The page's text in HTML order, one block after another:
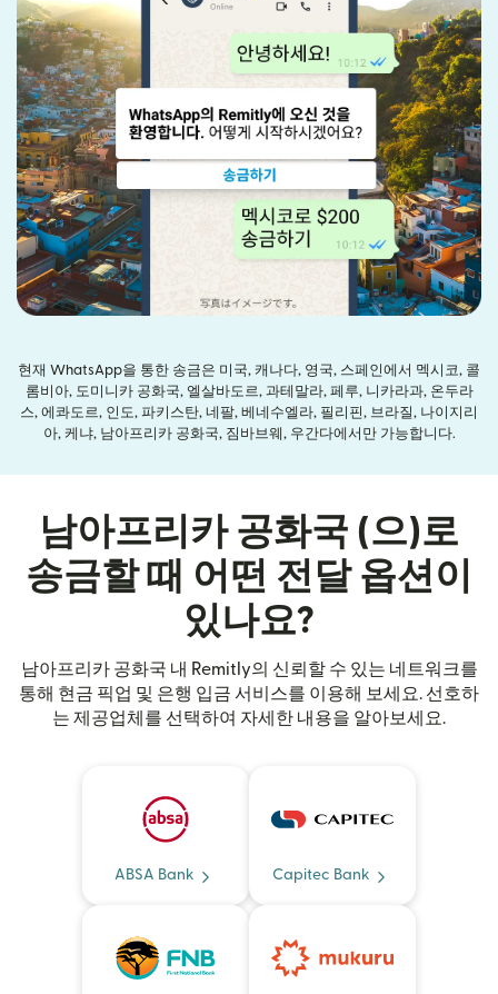
현재 WhatsApp을 통한 송금은 미국, 캐나다, 영국, 스페인에서 멕시코, 콜
롬비아, 도미니카 공화국, 엘살바도르, 과테말라, 페루, 니카라과, 온두라
스, 에콰도르, 인도, 파키스탄, 네팔, 베네수엘라, 필리핀, 브라질, 나이지리
아, 케냐, 남아프리카 공화국, 짐바브웨, 우간다에서만 가능합니다.
남아프리카 공화국 (으)로
송금할 때 어떤 전달 옵션이
있나요?
남아프리카 공화국 내 Remitly의 신뢰할 수 있는 네트워크를
통해 현금 픽업 및 은행 입금 서비스를 이용해 보세요. 선호하
는 제공업체를 선택하여 자세한 내용을 알아보세요.
ABSA Bank Capitec Bank